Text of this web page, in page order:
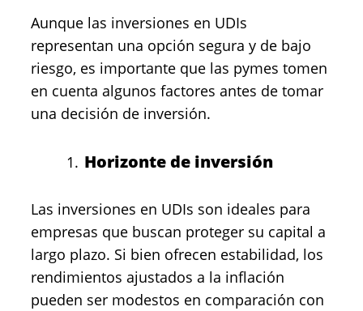
Aunque las inversiones en UDIs
representan una opción segura y de bajo
riesgo, es importante que las pymes tomen
en cuenta algunos factores antes de tomar
una decisión de inversión.
Horizonte de inversión
Las inversiones en UDIs son ideales para
empresas que buscan proteger su capital a
largo plazo. Si bien ofrecen estabilidad, los
rendimientos ajustados a la inflación
pueden ser modestos en comparación con